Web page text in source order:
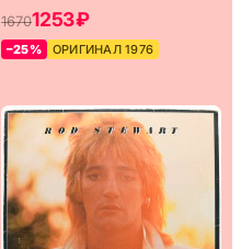
16701253 ₽
–25% ОРИГИНАЛ 1976